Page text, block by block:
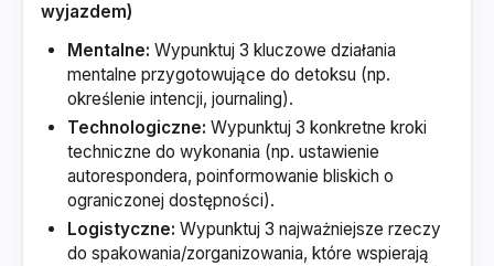
wyjazdem)
Mentalne: Wypunktuj 3 kluczowe działania
mentalne przygotowujące do detoksu (np.
określenie intencji, journaling).
Technologiczne: Wypunktuj 3 konkretne kroki
techniczne do wykonania (np. ustawienie
autorespondera, poinformowanie bliskich o
ograniczonej dostępności).
Logistyczne: Wypunktuj 3 najważniejsze rzeczy
do spakowania/zorganizowania, które wspierają